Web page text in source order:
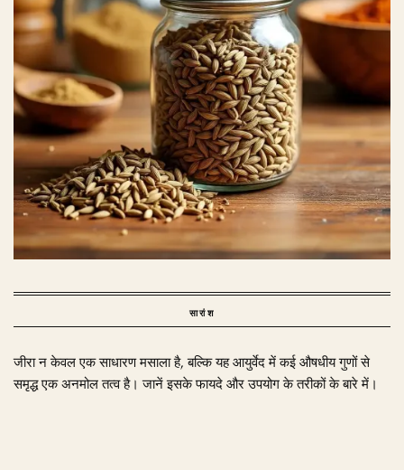
सारांश
जीरा न केवल एक साधारण मसाला है, बल्कि यह आयुर्वेद में कई औषधीय गुणों से
समृद्ध एक अनमोल तत्व है। जानें इसके फायदे और उपयोग के तरीकों के बारे में।